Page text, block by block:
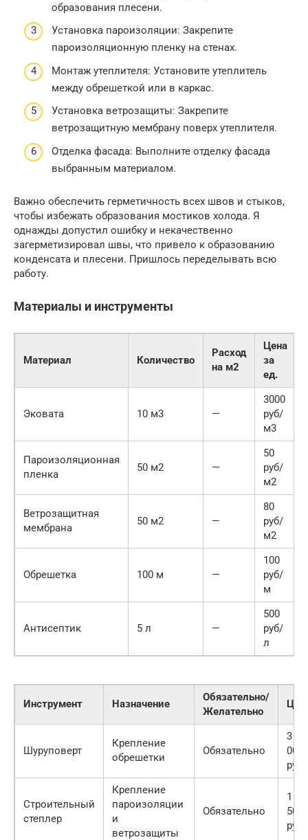
образования плесени.
Установка пароизоляции: Закрепите
пароизоляционную пленку на стенах.
Монтаж утеплителя: Установите утеплитель
между обрешеткой или в каркас.
Установка ветрозащиты: Закрепите
ветрозащитную мембрану поверх утеплителя.
Отделка фасада: Выполните отделку фасада
выбранным материалом.
Важно обеспечить герметичность всех швов и стыков,
чтобы избежать образования мостиков холода. Я
однажды допустил ошибку и некачественно
загерметизировал швы, что привело к образованию
конденсата и плесени. Пришлось переделывать всю
работу.
Материалы и инструменты
Материал Количество
Расход
на м2
Цена
за
ед.
Эковата 10 м3 —
3000
руб/
м3
Пароизоляционная
пленка
50 м2 —
50
руб/
м2
Ветрозащитная
мембрана
50 м2 —
80
руб/
м2
Обрешетка 100 м —
100
руб/
м
Антисептик 5 л —
500
руб/
л
Инструмент Назначение
Обязательно/
Желательно
Шуруповерт
Крепление
обрешетки
Обязательно
3
000
руб
Строительный
степлер
Крепление
пароизоляции
и
ветрозащиты
Обязательно
1
500
руб